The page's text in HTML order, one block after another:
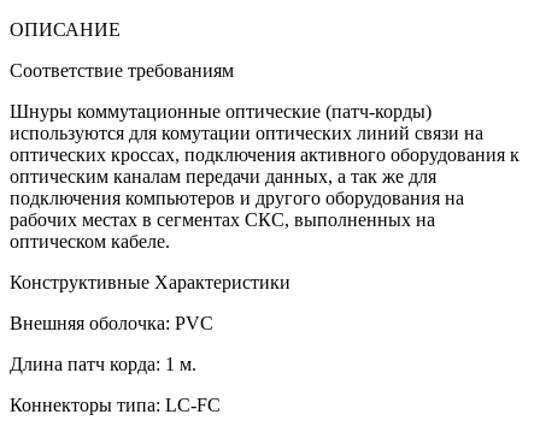
ОПИСАНИЕ
Соответствие требованиям
Шнуры коммутационные оптические (патч-корды)
используются для комутации оптических линий связи на
оптических кроссах, подключения активного оборудования к
оптическим каналам передачи данных, а так же для
подключения компьютеров и другого оборудования на
рабочих местах в сегментах СКС, выполненных на
оптическом кабеле.
Конструктивные Характеристики
Внешняя оболочка: PVC
Длина патч корда: 1 м.
Коннекторы типа: LC-FC